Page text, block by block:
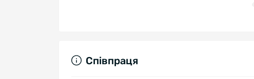
Співпраця